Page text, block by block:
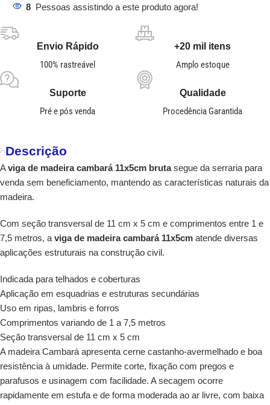
8 Pessoas assistindo a este produto agora!
Envio Rápido
100% rastreável
+20 mil itens
Amplo estoque
Suporte
Pré e pós venda
Qualidade
Procedência Garantida
Descrição
Aviga de madeira cambará 11x5cm brutasegue da serraria para
venda sem beneficiamento, mantendo as características naturais da
madeira.
Com seção transversal de 11 cm x 5 cm e comprimentos entre 1 e
7,5 metros, a viga de madeira cambará 11x5cm atende diversas
aplicações estruturais na construção civil.
Indicada para telhados e coberturas
Aplicação em esquadrias e estruturas secundárias
Uso em ripas, lambris e forros
Comprimentos variando de 1 a 7,5 metros
Seção transversal de 11 cm x 5 cm
A madeira Cambará apresenta cerne castanho-avermelhado e boa
resistência à umidade. Permite corte, fixação com pregos e
parafusos e usinagem com facilidade. A secagem ocorre
rapidamente em estufa e de forma moderada ao ar livre, com baixa